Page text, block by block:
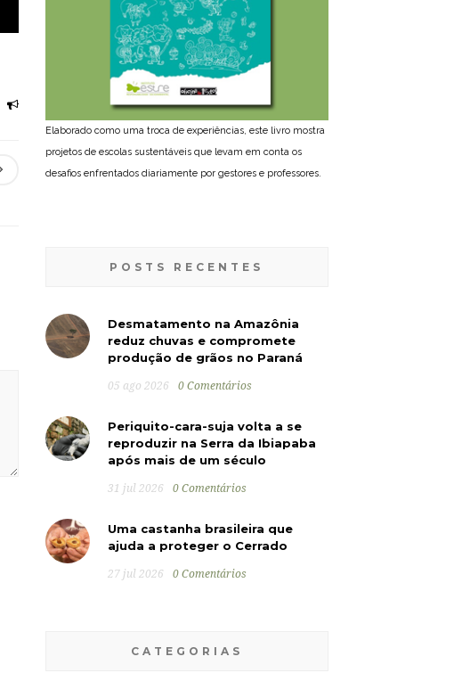
Elaborado como uma troca de experiências, este livro mostra
projetos de escolas sustentáveis que levam em conta os
desafios enfrentados diariamente por gestores e professores.
POSTS RECENTES
Desmatamento na Amazônia
reduz chuvas e compromete
produção de grãos no Paraná
05 ago 2026 0 Comentários
Periquito-cara-suja volta a se
reproduzir na Serra da Ibiapaba
após mais de um século
31 jul 2026 0 Comentários
Uma castanha brasileira que
ajuda a proteger o Cerrado
27 jul 2026 0 Comentários
CATEGORIAS